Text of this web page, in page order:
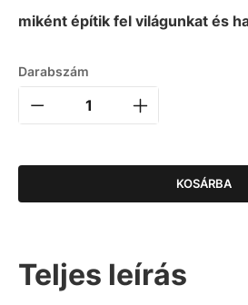
miként építik fel világunkat és
Darabszám
KOSÁRBA
Teljes leírás